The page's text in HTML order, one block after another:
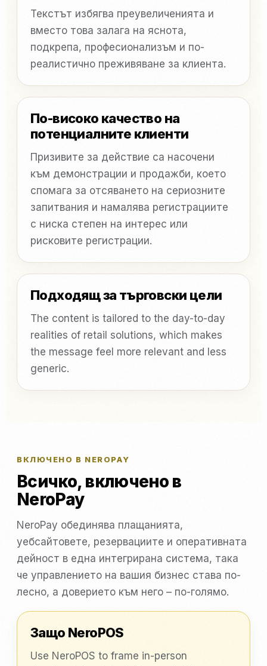
Текстът избягва преувеличенията и
вместо това залага на яснота,
подкрепа, професионализъм и по-
реалистично преживяване за клиента.
По-високо качество на
потенциалните клиенти
Призивите за действие са насочени
към демонстрации и продажби, което
спомага за отсяването на сериозните
запитвания и намалява регистрациите
с ниска степен на интерес или
рисковите регистрации.
Подходящ за търговски цели
The content is tailored to the day-to-day
realities of retail solutions, which makes
the message feel more relevant and less
generic.
ВКЛЮЧЕНО В NEROPAY
Всичко, включено в
NeroPay
NeroPay обединява плащанията,
уебсайтовете, резервациите и оперативната
дейност в една интегрирана система, така
че управлението на вашия бизнес става по-
лесно, а доверието към него – по-голямо.
Защо NeroPOS
Use NeroPOS to frame in-person